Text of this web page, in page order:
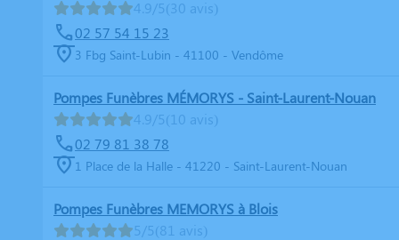
4.9/5(30 avis)
02 57 54 15 23
3 Fbg Saint-Lubin - 41100 - Vendôme
Pompes Funèbres MÉMORYS - Saint-Laurent-Nouan
4.9/5(10 avis)
02 79 81 38 78
1 Place de la Halle - 41220 - Saint-Laurent-Nouan
Pompes Funèbres MEMORYS à Blois
5/5(81 avis)